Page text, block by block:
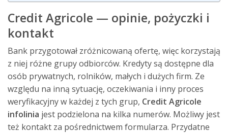
Credit Agricole — opinie, pożyczki i
kontakt
Bank przygotował zróżnicowaną ofertę, więc korzystają
z niej różne grupy odbiorców. Kredyty są dostępne dla
osób prywatnych, rolników, małych i dużych firm. Ze
względu na inną sytuację, oczekiwania i inny proces
weryfikacyjny w każdej z tych grup, Credit Agricole
infolinia jest podzielona na kilka numerów. Możliwy jest
też kontakt za pośrednictwem formularza. Przydatne